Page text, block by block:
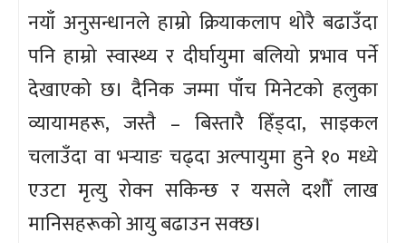
नयाँ अनुसन्धानले हाम्रो क्रियाकलाप थोरै बढाउँदा
पनि हाम्रो स्वास्थ्य र दीर्घायुमा बलियो प्रभाव पर्ने
देखाएको छ। दैनिक जम्मा पाँच मिनेटको हलुका
व्यायामहरू, जस्तै – बिस्तारै हिँड्दा, साइकल
चलाउँदा वा भर्‍याङ चढ्दा अल्पायुमा हुने १० मध्ये
एउटा मृत्यु रोक्न सकिन्छ र यसले दशौँ लाख
मानिसहरूको आयु बढाउन सक्छ।